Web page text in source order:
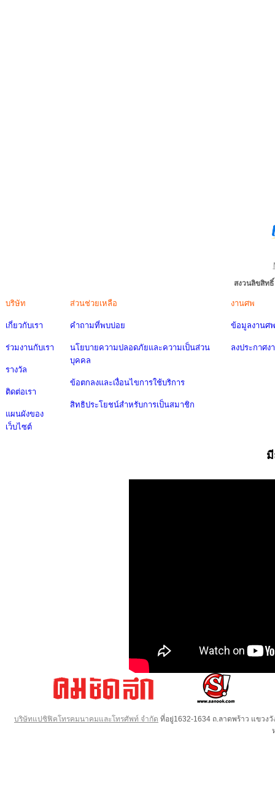
สงวนลิขสิท
บริษัท
เกี่ยวกับเรา
ร่วมงานกับเรา
รางวัล
ติดต่อเรา
แผนผังของ
เว็บไซต์
ส่วนช่วยเหลือ
คำถามที่พบบ่อย
นโยบายความปลอดภัยและความเป็นส่วน
บุคคล
ข้อตกลงและเงื่อนไขการใช้บริการ
สิทธิประโยชน์สำหรับการเป็นสมาชิก
งานศพ
ข้อมูลงานศพ
ลงประกาศง
บริษัทแปซิฟิคโทรคมนาคมและโทรศัพท์ จำกัด ที่อยู่1632-1634 ถ.ลาดพร้าว แขวง